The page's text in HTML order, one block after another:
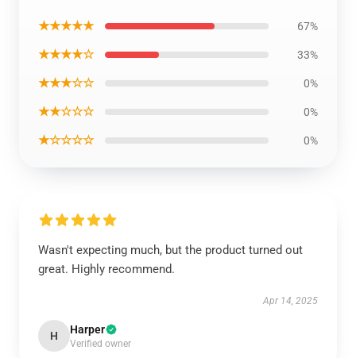
★★★★★ 67%
★★★★☆ 33%
★★★☆☆ 0%
★★☆☆☆ 0%
★☆☆☆☆ 0%
Wasn't expecting much, but the product turned out
great. Highly recommend.
Apr 14, 2025
H Harper
Verified owner